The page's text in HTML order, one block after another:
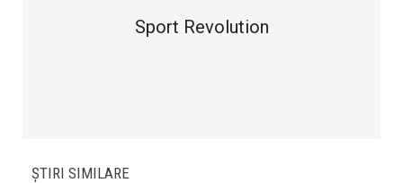
Sport Revolution
ȘTIRI SIMILARE